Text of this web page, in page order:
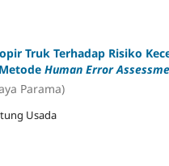
Truk Terhadap Risiko
Human Error
Parama)
Usada